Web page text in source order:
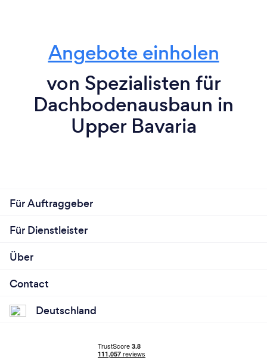
Angebote einholen
von Spezialisten für
Dachbodenausbaun in
Upper Bavaria
Für Auftraggeber
Für Dienstleister
Über
Contact
Deutschland